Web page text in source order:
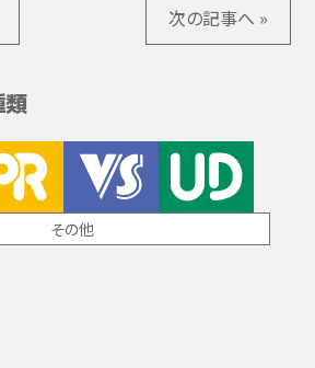
次の記事へ »
類
その他